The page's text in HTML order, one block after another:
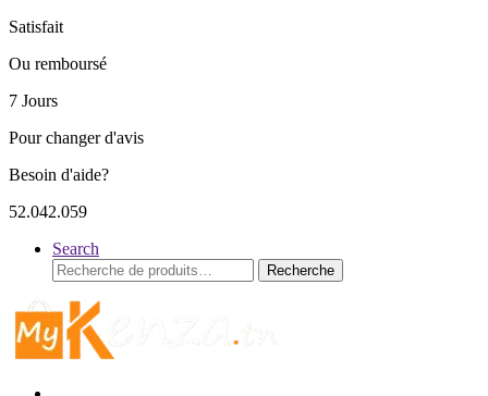
Satisfait
Ou remboursé
7 Jours
Pour changer d'avis
Besoin d'aide?
52.042.059
Search
Recherche
pour :
Recherche